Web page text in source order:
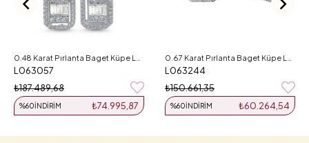
L063057
₺74.995,87
%60İNDIRIM
₺187.489,68
L063244
₺60.264,54
%60İNDIRIM
₺150.661,35